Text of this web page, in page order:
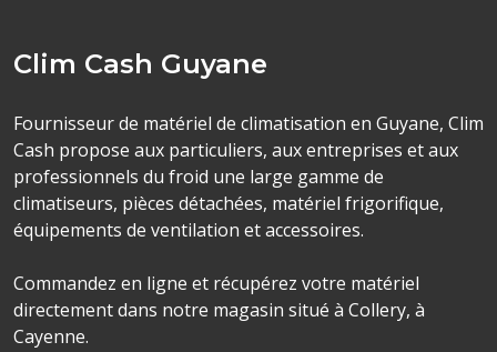
Clim Cash Guyane
Fournisseur de matériel de climatisation en Guyane, Clim
Cash propose aux particuliers, aux entreprises et aux
professionnels du froid une large gamme de
climatiseurs, pièces détachées, matériel frigorifique,
équipements de ventilation et accessoires.
Commandez en ligne et récupérez votre matériel
directement dans notre magasin situé à Collery, à
Cayenne.